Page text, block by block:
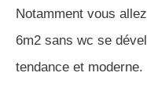
Notamment vous
6m2 sans wc se
tendance et moderne.